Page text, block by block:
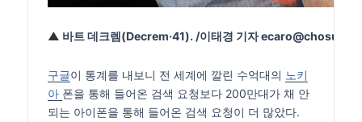
▲ 바트 데크렘(Decrem·41). /이태경 기자
구글이 통계를 내보니 전 세계에 깔린 수억대의 노키
아 폰을 통해 들어온 검색 요청보다 200만대가 채 안
되는 아이폰을 통해 들어온 검색 요청이 더 많았다.